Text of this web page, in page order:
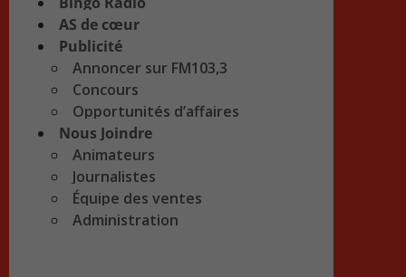
AS de cœur
Publicité
Annoncer sur FM103,3
Concours
Opportunités d’affaires
Nous Joindre
Animateurs
Journalistes
Équipe des ventes
Administration